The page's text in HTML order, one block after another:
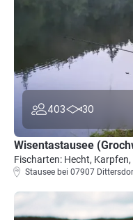
403 30
Wisentastausee
Fischarten: Hecht,
Stausee bei 07907